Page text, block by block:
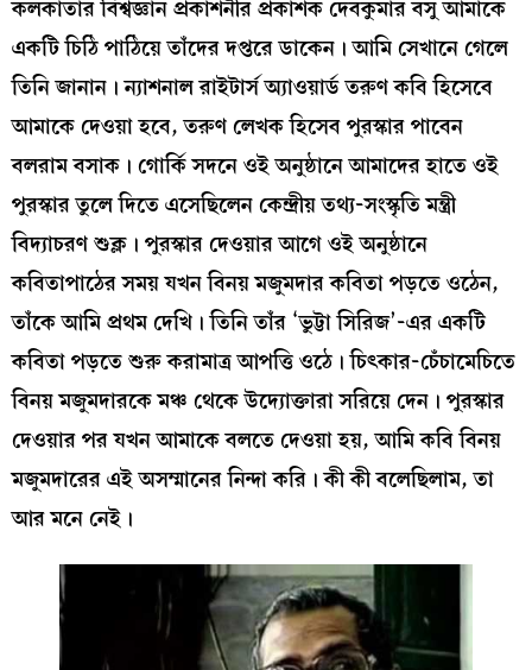
কলকাতার বিশ্বজ্ঞান প্রকাশনীর প্রকাশক দেবকুমার বসু আমাকে
একটি চিঠি পাঠিয়ে তাঁদের দপ্তরে ডাকেন। আমি সেখানে গেলে
তিনি জানান। ন‍্যাশনাল রাইটার্স অ্যাওয়ার্ড তরুণ কবি হিসেবে
আমাকে দেওয়া হবে, তরুণ লেখক হিসেব পুরস্কার পাবেন
বলরাম বসাক। গোর্কি সদনে ওই অনুষ্ঠানে আমাদের হাতে ওই
পুরস্কার তুলে দিতে এসেছিলেন কেন্দ্রীয় তথ‍্য-সংস্কৃতি মন্ত্রী
বিদ‍্যাচরণ শুক্ল। পুরস্কার দেওয়ার আগে ওই অনুষ্ঠানে
কবিতাপাঠের সময় যখন বিনয় মজুমদার কবিতা পড়তে ওঠেন,
তাঁকে আমি প্রথম দেখি। তিনি তাঁর ‘ভুট্টা সিরিজ’-এর একটি
কবিতা পড়তে শুরু করামাত্র আপত্তি ওঠে। চিৎকার-চেঁচামেচিতে
বিনয় মজুমদারকে মঞ্চ থেকে উদ‍্যোক্তারা সরিয়ে দেন। পুরস্কার
দেওয়ার পর যখন আমাকে বলতে দেওয়া হয়, আমি কবি বিনয়
মজুমদারের এই অসম্মানের নিন্দা করি। কী কী বলেছিলাম, তা
আর মনে নেই।